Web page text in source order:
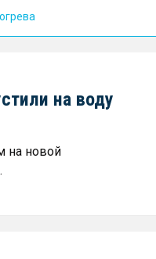
на воду
на новой